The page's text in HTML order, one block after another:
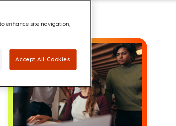
enhance site navigation,
Accept All Cookies